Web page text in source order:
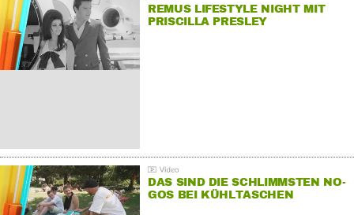
REMUS LIFESTYLE NIGHT MIT
PRISCILLA PRESLEY
DAS SIND DIE SCHLIMMSTEN NO-
GOS BEI KÜHLTASCHEN